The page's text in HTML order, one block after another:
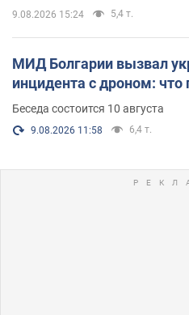
9.08.2026 15:24 5,4 т.
МИД Болгарии вызвал
инцидента с дроном: что
Беседа состоится 10 августа
9.08.2026 11:58 6,4 т.